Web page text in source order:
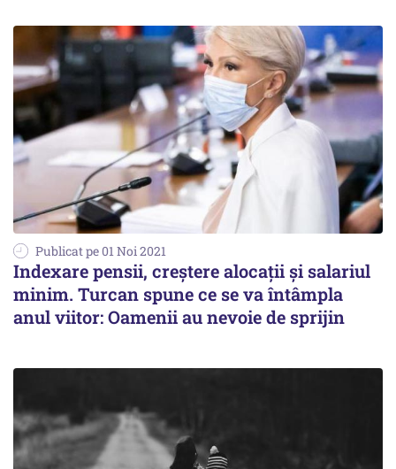
Publicat pe 01 Noi 2021
Indexare pensii, creştere alocaţii şi salariul
minim. Turcan spune ce se va întâmpla
anul viitor: Oamenii au nevoie de sprijin